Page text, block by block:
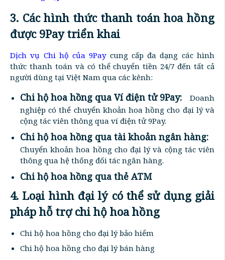
3. Các hình thức thanh toán hoa hồng
được 9Pay triển khai
Dịch vụ Chi hộ của 9Paycung cấp đa dạng các hình
thức thanh toán và có thể chuyển tiền 24/7 đến tất cả
người dùng tại Việt Nam qua các kênh:
Chi hộ hoa hồng qua Ví điện tử 9Pay: Doanh
nghiệp có thể chuyển khoản hoa hồng cho đại lý và
cộng tác viên thông qua ví điện tử 9Pay.
Chi hộ hoa hồng qua tài khoản ngân hàng:
Chuyển khoản hoa hồng cho đại lý và cộng tác viên
thông qua hệ thống đối tác ngân hàng.
Chi hộ hoa hồng qua thẻ ATM
4. Loại hình đại lý có thể sử dụng giải
pháp hỗ trợ chi hộ hoa hồng
Chi hộ hoa hồng cho đại lý bảo hiểm
Chi hộ hoa hồng cho đại lý bán hàng